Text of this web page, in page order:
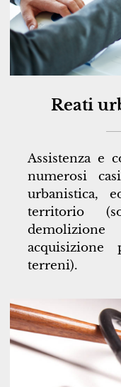
Reati
Assistenza e
numerosi
urbanistica,
territorio
terreni).